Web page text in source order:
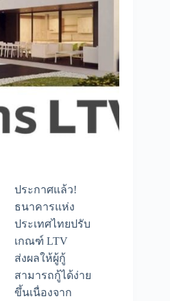
ประกาศแล้ว!
ธนาคารแห่ง
ประเทศไทยปรับ
เกณฑ์ LTV
ส่งผลให้ผู้กู้
สามารถกู้ได้ง่าย
ขึ้นเนื่องจาก